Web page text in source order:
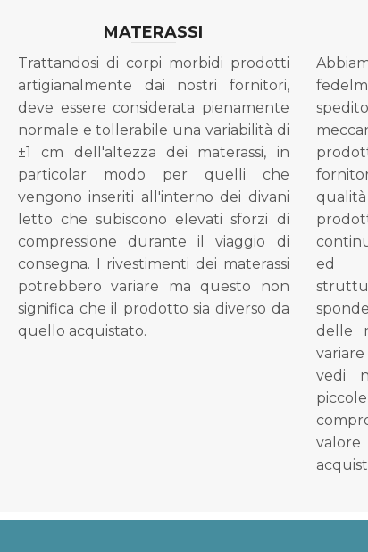
MATERASSI
Trattandosi di corpi morbidi prodotti
artigianalmente dai nostri fornitori,
deve essere considerata pienamente
normale e tollerabile una variabilità di
±1 cm dell'altezza dei materassi, in
particolar modo per quelli che
vengono inseriti all'interno dei divani
letto che subiscono elevati sforzi di
compressione durante il viaggio di
consegna. I rivestimenti dei materassi
potrebbero variare ma questo non
significa che il prodotto sia diverso da
quello acquistato.
ed
delle
vedi